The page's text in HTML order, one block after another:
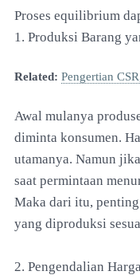
Proses equilibrium
1. Produksi Barang
Related: Pengertian
Awal mulanya
diminta konsumen.
utamanya. Namun
saat permintaan
Maka dari itu,
yang diproduksi
2. Pengendalian Harga